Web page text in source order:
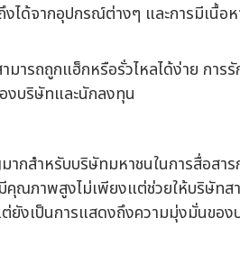
งได้จากอุปกรณ์ต่างๆ และการมีเนื้อ
มารถถูกแฮ็กหรือรั่วไหลได้ง่าย การ
งบริษัทและนักลงทุน
กสำหรับบริษัทมหาชนในการสื่อสา
คุณภาพสูงไม่เพียงแต่ช่วยให้บริษัทส
ยังเป็นการแสดงถึงความมุ่งมั่นของ